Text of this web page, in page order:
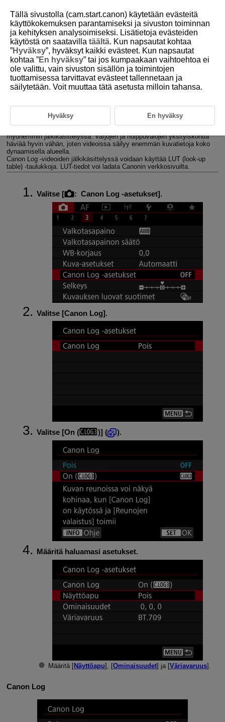
D180-110
Canon Log ‑asetukset
Kuvausasetukset
Canon Log ‑kuvanlaatu
Canon Log ‑gammakäyrä käyttää kuvakennon ominaisuuksia laajan
myöhemmin jälkikäsittelyssä. Varjojen ja huippuvalojen yksityiskohtia
häviää hyvin vähän, joten videoissa säilyy enemmän kuvatietoja koko
dynaamisella alueella.
Canon Log ‑videoiden jälkikäsittelyssä voidaan käyttää LUT (look-up
table) ‑taulukkoja. LUT-tiedot voi ladata Canonin verkkosivuilta.
Valitse [ : Canon Log ‑asetukset].
Valitse [Canon Log].
Valitse [On ( )] ( ).
Määritä haluamasi asetukset.
Määritä [Näyttöapu], [Ominaisuudet] ja [Väriavaruus].
Canon Log
Tällä sivustolla (cam.start.canon) käytetään evästeitä
käyttökokemuksen parantamiseksi ja sivuston toiminnan
ja kehityksen analysoimiseksi. Lisätietoja evästeiden
käytöstä on saatavilla täältä. Kun napsautat kohtaa
”Hyväksy”, hyväksyt kaikki evästeet. Kun napsautat
kohtaa ”En hyväksy” tai jos kumpaakaan vaihtoehtoa ei
ole valittu, vain sivuston sisällön ja toimintojen
tuottamisessa tarvittavat evästeet tallennetaan ja
säilytetään. Voit muuttaa tätä asetusta milloin tahansa.
Hyväksy En hyväksy